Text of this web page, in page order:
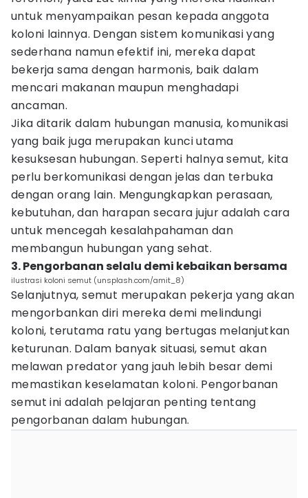
untuk menyampaikan pesan kepada anggota
koloni lainnya. Dengan sistem komunikasi yang
sederhana namun efektif ini, mereka dapat
bekerja sama dengan harmonis, baik dalam
mencari makanan maupun menghadapi
ancaman.
Jika ditarik dalam hubungan manusia, komunikasi
yang baik juga merupakan kunci utama
kesuksesan hubungan. Seperti halnya semut, kita
perlu berkomunikasi dengan jelas dan terbuka
dengan orang lain. Mengungkapkan perasaan,
kebutuhan, dan harapan secara jujur adalah cara
untuk mencegah kesalahpahaman dan
membangun hubungan yang sehat.
3. Pengorbanan selalu demi kebaikan bersama
ilustrasi koloni semut (unsplash.com/amit_8)
Selanjutnya, semut merupakan pekerja yang akan
mengorbankan diri mereka demi melindungi
koloni, terutama ratu yang bertugas melanjutkan
keturunan. Dalam banyak situasi, semut akan
melawan predator yang jauh lebih besar demi
memastikan keselamatan koloni. Pengorbanan
semut ini adalah pelajaran penting tentang
pengorbanan dalam hubungan.